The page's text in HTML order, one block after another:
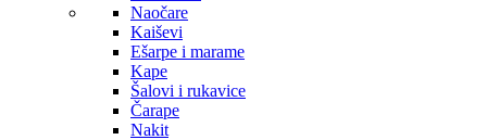
Naočare
Kaiševi
Ešarpe i marame
Kape
Šalovi i rukavice
Čarape
Nakit